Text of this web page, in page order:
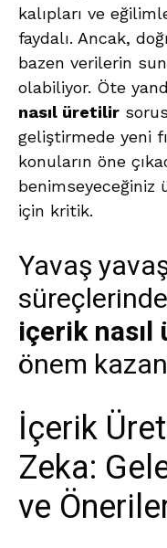
kalıpları ve
faydalı. Ancak,
bazen verilerin
olabiliyor. Öte
nasıl üretilir
geliştirmede yeni
konuların öne
benimseyeceğiniz
için kritik.
Yavaş
süreçlerinde
içerik
önem
İçerik
Zeka:
ve